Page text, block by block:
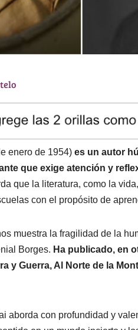
enero de 1954) es un autor
que exige atención y
que la literatura, como la
con el propósito de
muestra la fragilidad de la
Borges. Ha publicado, en
y Guerra, Al Norte de la
aborda con profundidad y